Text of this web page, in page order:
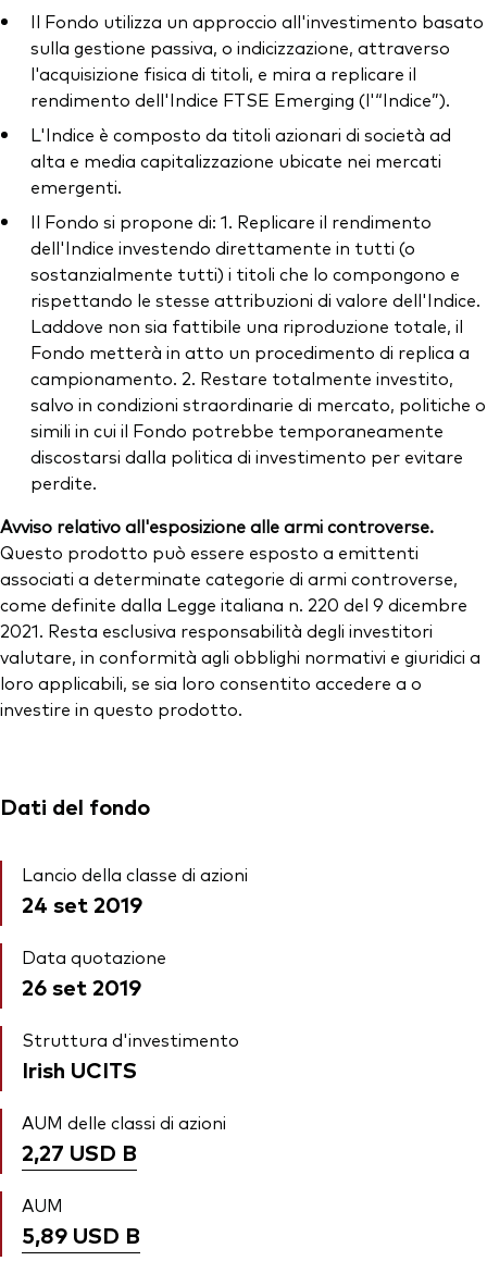
Il Fondo utilizza un approccio all'investimento basato
sulla gestione passiva, o indicizzazione, attraverso
l'acquisizione fisica di titoli, e mira a replicare il
rendimento dell'Indice FTSE Emerging (l'“Indice”).
L'Indice è composto da titoli azionari di società ad
alta e media capitalizzazione ubicate nei mercati
emergenti.
Il Fondo si propone di: 1. Replicare il rendimento
dell'Indice investendo direttamente in tutti (o
sostanzialmente tutti) i titoli che lo compongono e
rispettando le stesse attribuzioni di valore dell'Indice.
Laddove non sia fattibile una riproduzione totale, il
Fondo metterà in atto un procedimento di replica a
campionamento. 2. Restare totalmente investito,
salvo in condizioni straordinarie di mercato, politiche o
simili in cui il Fondo potrebbe temporaneamente
discostarsi dalla politica di investimento per evitare
perdite.
Avviso relativo all'esposizione alle armi controverse.
Questo prodotto può essere esposto a emittenti
associati a determinate categorie di armi controverse,
come definite dalla Legge italiana n. 220 del 9 dicembre
2021. Resta esclusiva responsabilità degli investitori
valutare, in conformità agli obblighi normativi e giuridici a
loro applicabili, se sia loro consentito accedere a o
investire in questo prodotto.
Dati del fondo
Lancio della classe di azioni
24 set 2019
Data quotazione
26 set 2019
Struttura d'investimento
Irish UCITS
AUM delle classi di azioni
2,27 USD B
AUM
5,89 USD B